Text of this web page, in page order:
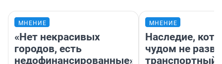
МНЕНИЕ
«Нет некрасивых
городов, есть
недофинансированные».
МНЕНИЕ
Наследие,
чудом не
транспортный